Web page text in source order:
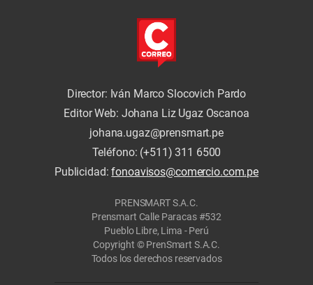
Director: Iván Marco Slocovich Pardo
Editor Web: Johana Liz Ugaz Oscanoa
johana.ugaz@prensmart.pe
Teléfono: (+511) 311 6500
Publicidad:fonoavisos@comercio.com.pe
PRENSMART S.A.C.
Prensmart Calle Paracas #532
Pueblo Libre, Lima - Perú
Copyright © PrenSmart S.A.C.
Todos los derechos reservados